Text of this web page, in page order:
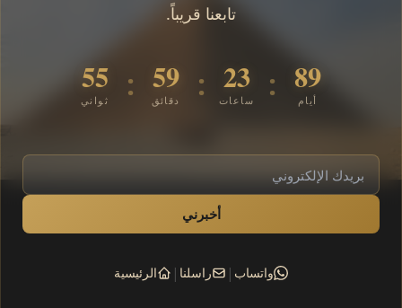
تابعنا قريباً.
89
أيام :
23
ساعات :
59
دقائق :
55
ثواني
أخبرني
واتساب | راسلنا | الرئيسية